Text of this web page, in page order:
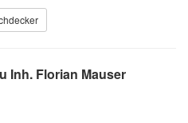
Inh. Florian Mauser